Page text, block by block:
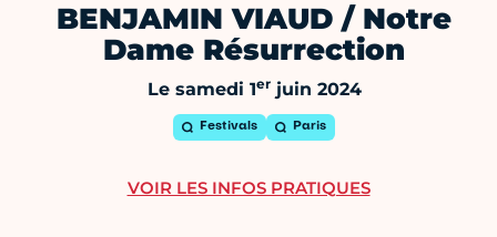
BENJAMIN VIAUD / Notre
Dame Résurrection
Le samedi 1erjuin 2024
Festivals Paris
VOIR LES INFOS PRATIQUES